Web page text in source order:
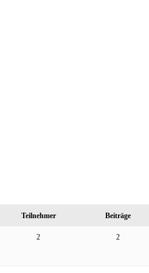
Teilnehmer Beiträge
2 2